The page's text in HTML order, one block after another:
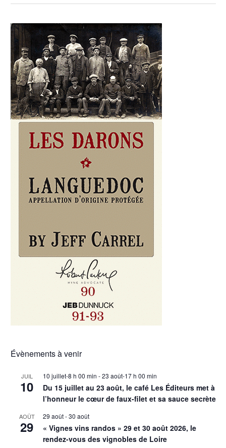
Évènements à venir
JUIL
10
10 juillet-8 h 00 min -23 août-17 h 00 min
Du 15 juillet au 23 août, le café Les Éditeurs met à
l’honneur le cœur de faux-filet et sa sauce secrète
AOÛT
29
29 août-30 août
« Vignes vins randos » 29 et 30 août 2026, le
rendez-vous des vignobles de Loire